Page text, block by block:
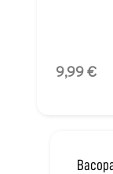
9,99 €